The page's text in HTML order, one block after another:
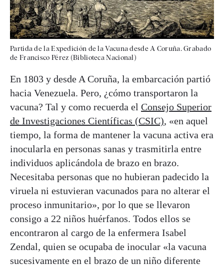
Partida de la Expedición de la Vacuna desde A Coruña. Grabado
de Francisco Pérez (Biblioteca Nacional)
En 1803 y desde A Coruña, la embarcación partió
hacia Venezuela. Pero, ¿cómo transportaron la
vacuna? Tal y como recuerda el Consejo Superior
de Investigaciones Científicas (CSIC), «en aquel
tiempo, la forma de mantener la vacuna activa era
inocularla en personas sanas y trasmitirla entre
individuos aplicándola de brazo en brazo.
Necesitaba personas que no hubieran padecido la
viruela ni estuvieran vacunados para no alterar el
proceso inmunitario», por lo que se llevaron
consigo a 22 niños huérfanos. Todos ellos se
encontraron al cargo de la enfermera Isabel
Zendal, quien se ocupaba de inocular «la vacuna
sucesivamente en el brazo de un niño diferente